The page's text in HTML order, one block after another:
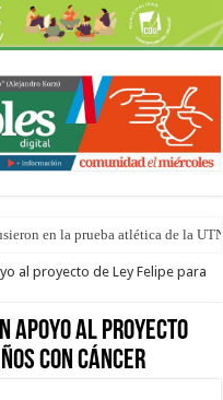
en la prueba atlética de la
de Aníbal Sampayo
al proyecto de Ley Felipe para
apoyo al proyecto
con cáncer